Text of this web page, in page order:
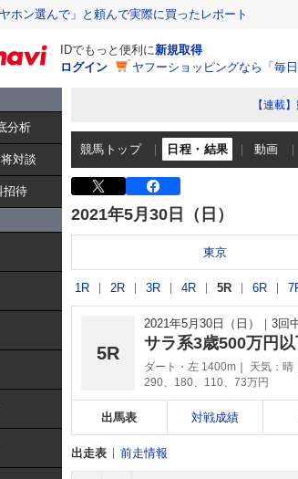
ホン選んで」と頼んで実際に買ったレポート
IDでもっと便利に新規取得
ログイン
ヤフーショッピングなら「毎
分析
対談
招待
【連載
競馬トップ 日程・結果 動画
2021年5月30日（日）
東京
1R 2R 3R 4R 5R 6R
5R
2021年5月30日（日） 3回
サラ系3歳500万円
ダート・左 1400m 天気： 晴
290、180、110、73万円
出馬表 対戦成績
出走表 前走情報